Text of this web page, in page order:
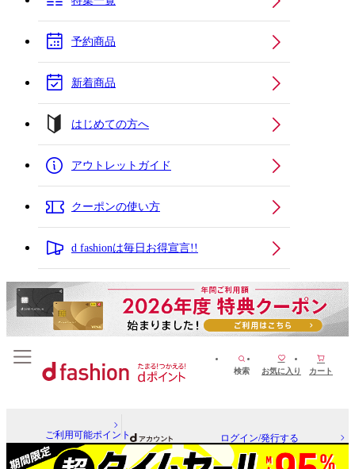
予約商品
新着商品
はじめての方へ
アウトレットガイド
クーポンの使い方
d fashionは毎日お得宣言!!
検索 お気に入り カート
ご利用可能ポイント ログイン/発行する